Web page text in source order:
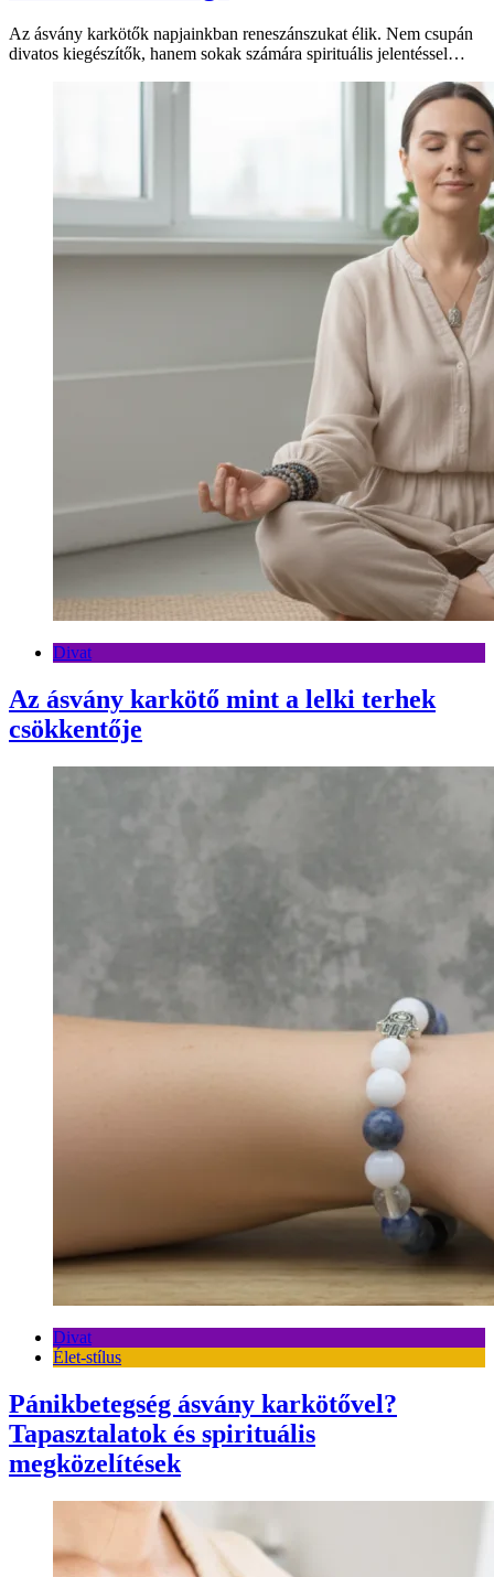
Az ásvány karkötők napjainkban reneszánszukat élik. Nem csupán
divatos kiegészítők, hanem sokak számára spirituális jelentéssel…
Divat
Az ásvány karkötő mint a lelki terhek
csökkentője
Divat
Élet-stílus
Pánikbetegség ásvány karkötővel?
Tapasztalatok és spirituális
megközelítések